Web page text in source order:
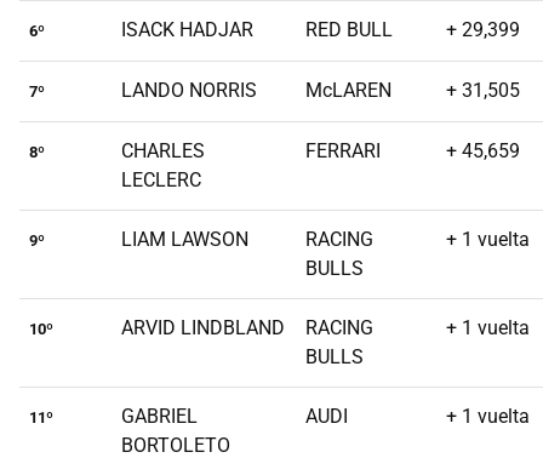
6º ISACK HADJAR RED BULL + 29,399
7º LANDO NORRIS McLAREN + 31,505
8º
CHARLES
LECLERC
FERRARI + 45,659
9º LIAM LAWSON
RACING
BULLS
+ 1 vuelta
10º ARVID LINDBLAND
RACING
BULLS
+ 1 vuelta
11º
GABRIEL
BORTOLETO
AUDI + 1 vuelta